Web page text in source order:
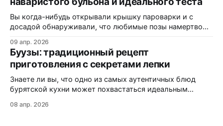
рецепт под западные реалии, и где именно на трассах
Монтаны можно заказать свежую партию без
Вы когда-нибудь открывали крышку пароварки и с
досадой обнаруживали, что любимые позы намертво
пирожок, а внутри — сухо и безвкусно? Статистика
кулинарных форумов показывает: более 60% новичков
сталкиваются с этими проблемами при первом
знакомстве с бурятской кухней. В этой статье вы
узнаете:
09 апр. 2026
Буузы: традиционный рецепт
приготовления с секретами лепки
Знаете ли вы, что одно из самых аутентичных блюд
бурятской кухни может похвастаться идеальным
Буузы (или позы, как их ошибочно называют) — это не
08 апр. 2026